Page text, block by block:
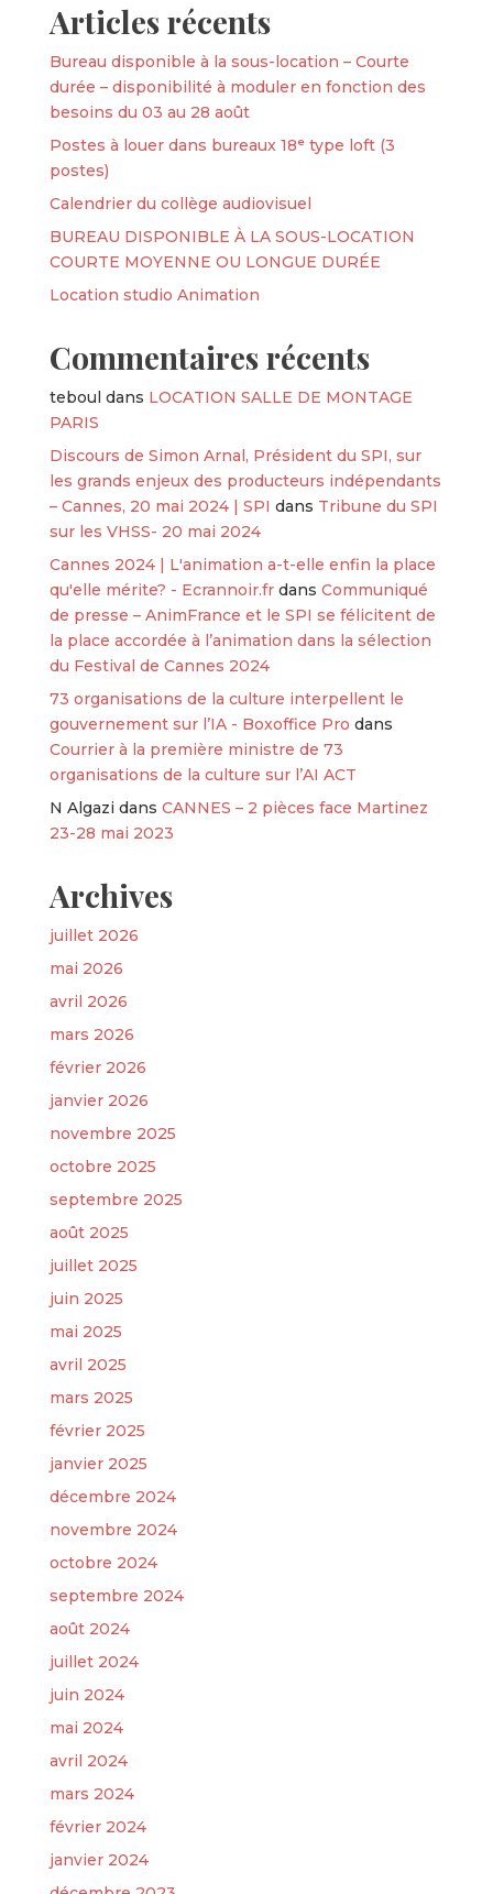
Articles récents
Bureau disponible à la sous-location – Courte
durée – disponibilité à moduler en fonction des
besoins du 03 au 28 août
Postes à louer dans bureaux 18ᵉ type loft (3
postes)
Calendrier du collège audiovisuel
BUREAU DISPONIBLE À LA SOUS-LOCATION
COURTE MOYENNE OU LONGUE DURÉE
Location studio Animation
Commentaires récents
teboul dans LOCATION SALLE DE MONTAGE
PARIS
Discours de Simon Arnal, Président du SPI, sur
les grands enjeux des producteurs indépendants
– Cannes, 20 mai 2024 | SPI dans Tribune du SPI
sur les VHSS- 20 mai 2024
Cannes 2024 | L'animation a-t-elle enfin la place
qu'elle mérite? - Ecrannoir.frdans Communiqué
de presse – AnimFrance et le SPI se félicitent de
la place accordée à l’animation dans la sélection
du Festival de Cannes 2024
73 organisations de la culture interpellent le
gouvernement sur l’IA - Boxoffice Pro dans
Courrier à la première ministre de 73
organisations de la culture sur l’AI ACT
N Algazi dans CANNES – 2 pièces face Martinez
23-28 mai 2023
Archives
juillet 2026
mai 2026
avril 2026
mars 2026
février 2026
janvier 2026
novembre 2025
octobre 2025
septembre 2025
août 2025
juillet 2025
juin 2025
mai 2025
avril 2025
mars 2025
février 2025
janvier 2025
décembre 2024
novembre 2024
octobre 2024
septembre 2024
août 2024
juillet 2024
juin 2024
mai 2024
avril 2024
mars 2024
février 2024
janvier 2024